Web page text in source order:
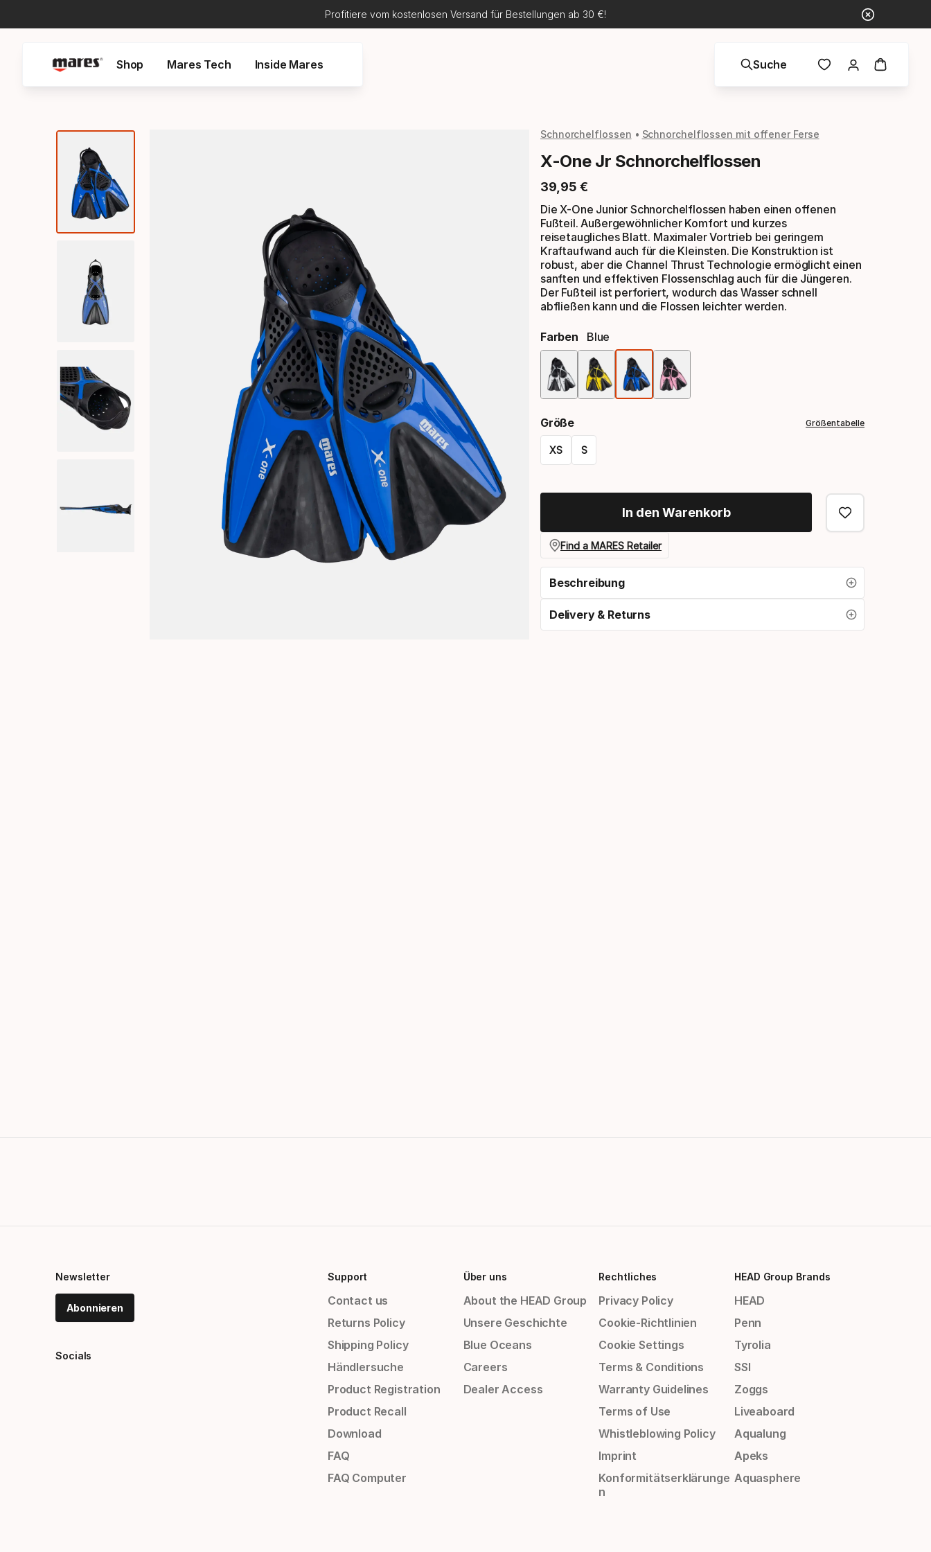
Profitiere vom kostenlosen Versand für Bestellungen ab 30 €!
Shop Mares Tech Inside Mares Suche
Schnorchelflossen Schnorchelflossen mit offener Ferse
X-One Jr Schnorchelflossen
39 95 €
Endpreis
Die X-One Junior Schnorchelflossen haben einen offenen
Fußteil. Außergewöhnlicher Komfort und kurzes
reisetaugliches Blatt. Maximaler Vortrieb bei geringem
Kraftaufwand auch für die Kleinsten. Die Konstruktion ist
robust, aber die Channel Thrust Technologie ermöglicht einen
sanften und effektiven Flossenschlag auch für die Jüngeren.
Der Fußteil ist perforiert, wodurch das Wasser schnell
abfließen kann und die Flossen leichter werden.
Farben Blue
Größe Größentabelle
XS S
Option
In den Warenkorb
Find a MARES Retailer
Beschreibung
Delivery & Returns
Newsletter
Abonnieren
Socials
Support
Contact us
Returns Policy
Shipping Policy
Händlersuche
Product Registration
Product Recall
Download
FAQ
FAQ Computer
Über uns
About the HEAD Group
Unsere Geschichte
Blue Oceans
Careers
Dealer Access
Rechtliches
Privacy Policy
Cookie-Richtlinien
Cookie Settings
Terms & Conditions
Warranty Guidelines
Terms of Use
Whistleblowing Policy
Imprint
Konformitätserklärunge
n
HEAD Group Brands
HEAD
Penn
Tyrolia
SSI
Zoggs
Liveaboard
Aqualung
Apeks
Aquasphere